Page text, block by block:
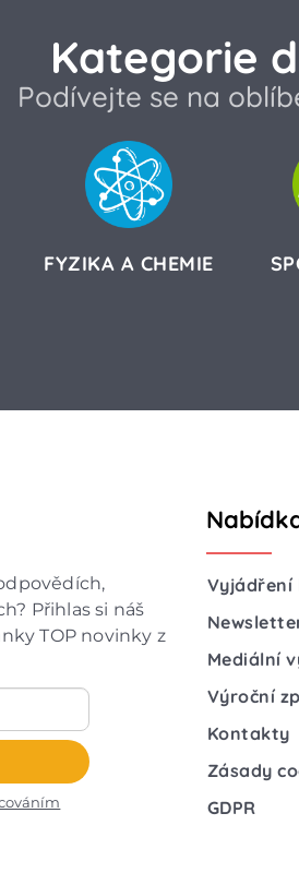
Kategorie
Podívejte se na
FYZIKA A CHEMIE
Přihlas si náš
TOP novinky z
Vyjádření
Mediální
Výroční
Kontakty
Zásady
GDPR